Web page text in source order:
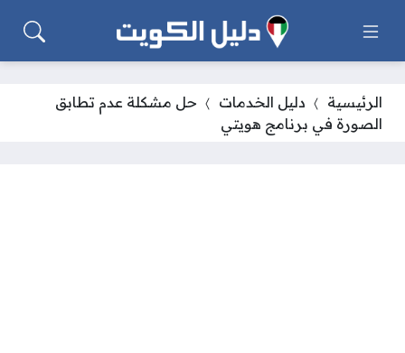
الرئيسية دليل الخدمات
حل مشكلة عدم تطابق
الصورة في برنامج هويتي